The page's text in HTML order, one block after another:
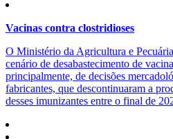
Vacinas contra clostridioses
O Ministério da Agricultura e
cenário de desabastecimento de
principalmente, de decisões
fabricantes, que descontinuaram a
desses imunizantes entre o final de